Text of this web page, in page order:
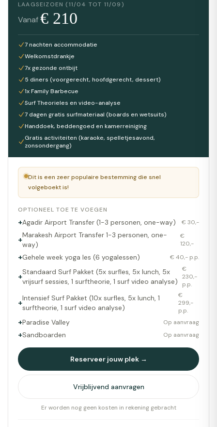
LAAGSEIZOEN (11/04 TOT 11/09)
Vanaf€ 210
7 nachten accommodatie
Welkomstdrankje
7x gezonde ontbijt
5 diners (voorgerecht, hoofdgerecht, dessert)
1x Family Barbecue
Surf Theorieles en video-analyse
7 dagen gratis surfmateriaal (boards en wetsuits)
Handdoek, beddengoed en kamerreiniging
Gratis activiteiten (karaoke, spelletjesavond,
zonsondergang)
Dit is een zeer populaire bestemming die snel
volgeboekt is!
OPTIONEEL TOE TE VOEGEN
+Agadir Airport Transfer (1-3 personen, one-way) € 30,-
+Marakesh Airport Transfer 1-3 personen, one-
way)
€
120,-
+Gehele week yoga les (6 yogalessen) € 40,- p.p.
+Standaard Surf Pakket (5x surfles, 5x lunch, 5x
vrijsurf sessies, 1 surftheorie, 1 surf video analyse)
€
230,-
p.p.
+Intensief Surf Pakket (10x surfles, 5x lunch, 1
surftheorie, 1 surf video analyse)
€
299,-
p.p.
+Paradise Valley Op aanvraag
+Sandboarden Op aanvraag
Reserveer jouw plek →
Vrijblijvend aanvragen
Er worden nog geen kosten in rekening gebracht